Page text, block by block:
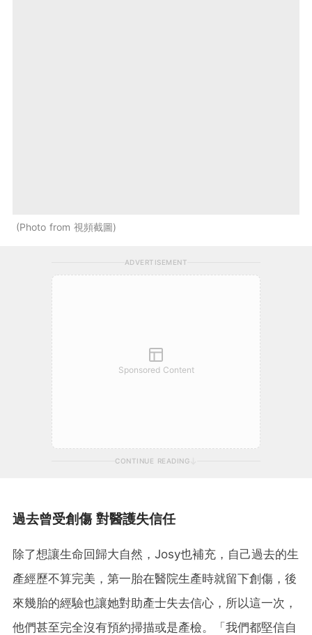
Photo from 視頻截圖
ADVERTISEMENT
Sponsored Content
CONTINUE READING
過去曾受創傷 對醫護失信任
除了想讓生命回歸大自然，Josy也補充，自己過去的生
產經歷不算完美，第一胎在醫院生產時就留下創傷，後
來幾胎的經驗也讓她對助產士失去信心，所以這一次，
他們甚至完全沒有預約掃描或是產檢。「我們都堅信自